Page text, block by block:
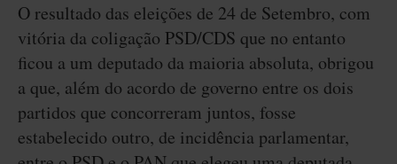
O resultado das eleições de 24 de Setembro, com
vitória da coligação PSD/CDS que no entanto
ficou a um deputado da maioria absoluta, obrigou
a que, além do acordo de governo entre os dois
partidos que concorreram juntos, fosse
estabelecido outro, de incidência parlamentar,